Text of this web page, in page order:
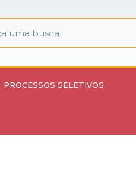
PROCESSOS SELETIVOS